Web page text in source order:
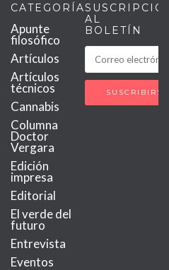
CATEGORÍAS
Apunte
filosófico
Artículos
Artículos
técnicos
Cannabis
Columna
Doctor
Vergara
Edición
impresa
Editorial
El verde del
futuro
Entrevista
Eventos
SUSCRIPCIÓN
AL
BOLETÍN